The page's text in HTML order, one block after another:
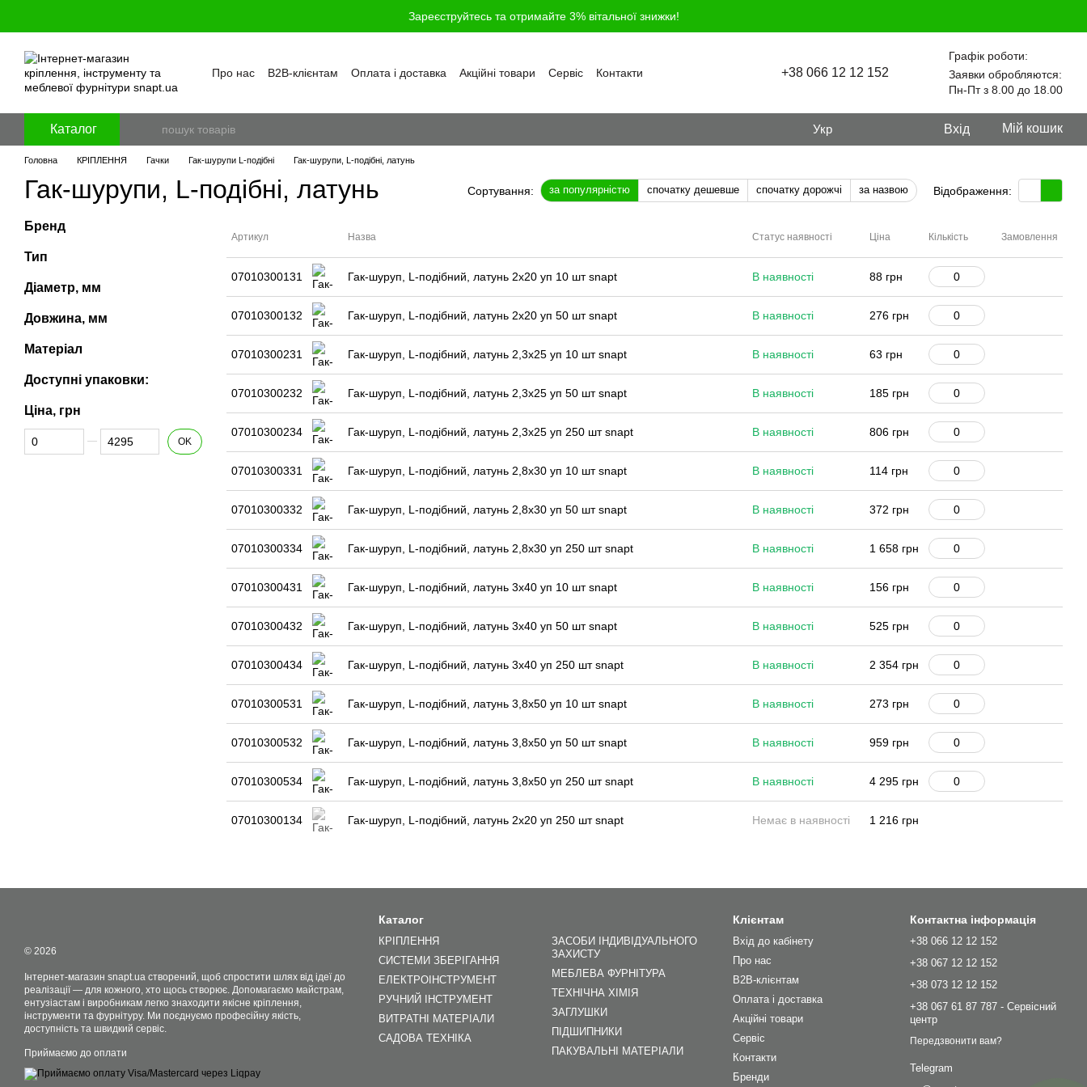
Зареєструйтесь та отримайте 3% вітальної знижки!
Про нас B2B-клієнтам Оплата і доставка Акційні товари Сервіс
Контакти
+38 066 12 12 152
Графік роботи:
Заявки обробляются:
Пн-Пт з 8.00 до 18.00
Каталог Укр Вхід Мій кошик
Головна КРІПЛЕННЯ Гачки Гак-шурупи L-подібні Гак-шурупи, L-подібні, латунь
Гак-шурупи, L-подібні, латунь Сортування: за популярністю спочатку дешевше спочатку дорожчі за назвою Відображення:
Артикул Назва Статус наявності Ціна Кількість Замовлення
07010300131 Гак-шуруп, L-подібний, латунь 2x20 уп 10 шт snapt В наявності 88 грн
07010300132 Гак-шуруп, L-подібний, латунь 2x20 уп 50 шт snapt В наявності 276 грн
07010300231 Гак-шуруп, L-подібний, латунь 2,3x25 уп 10 шт snapt В наявності 63 грн
07010300232 Гак-шуруп, L-подібний, латунь 2,3x25 уп 50 шт snapt В наявності 185 грн
07010300234 Гак-шуруп, L-подібний, латунь 2,3x25 уп 250 шт snapt В наявності 806 грн
07010300331 Гак-шуруп, L-подібний, латунь 2,8x30 уп 10 шт snapt В наявності 114 грн
07010300332 Гак-шуруп, L-подібний, латунь 2,8x30 уп 50 шт snapt В наявності 372 грн
07010300334 Гак-шуруп, L-подібний, латунь 2,8x30 уп 250 шт snapt В наявності 1 658 грн
07010300431 Гак-шуруп, L-подібний, латунь 3x40 уп 10 шт snapt В наявності 156 грн
07010300432 Гак-шуруп, L-подібний, латунь 3x40 уп 50 шт snapt В наявності 525 грн
07010300434 Гак-шуруп, L-подібний, латунь 3x40 уп 250 шт snapt В наявності 2 354 грн
07010300531 Гак-шуруп, L-подібний, латунь 3,8x50 уп 10 шт snapt В наявності 273 грн
07010300532 Гак-шуруп, L-подібний, латунь 3,8x50 уп 50 шт snapt В наявності 959 грн
07010300534 Гак-шуруп, L-подібний, латунь 3,8x50 уп 250 шт snapt В наявності 4 295 грн
07010300134 Гак-шуруп, L-подібний, латунь 2x20 уп 250 шт snapt Немає в наявності 1 216 грн
Бренд
Тип
Діаметр, мм
Довжина, мм
Матеріал
Доступні упаковки:
Ціна, грн
Від Ціна, грн
До Ціна, грн OK
© 2026
Інтернет-магазин snapt.ua створений, щоб спростити шлях від ідеї до
реалізації — для кожного, хто щось створює. Допомагаємо майстрам,
ентузіастам і виробникам легко знаходити якісне кріплення,
інструменти та фурнітуру. Ми поєднуємо професійну якість,
доступність та швидкий сервіс.
Приймаємо до оплати
Каталог
КРІПЛЕННЯ
СИСТЕМИ ЗБЕРІГАННЯ
ЕЛЕКТРОІНСТРУМЕНТ
РУЧНИЙ ІНСТРУМЕНТ
ВИТРАТНІ МАТЕРІАЛИ
САДОВА ТЕХНІКА
ЗАСОБИ ІНДИВІДУАЛЬНОГО
ЗАХИСТУ
МЕБЛЕВА ФУРНІТУРА
ТЕХНІЧНА ХІМІЯ
ЗАГЛУШКИ
ПІДШИПНИКИ
ПАКУВАЛЬНІ МАТЕРІАЛИ
Клієнтам
Вхід до кабінету
Про нас
B2B-клієнтам
Оплата і доставка
Акційні товари
Сервіс
Контакти
Бренди
Контактна інформація
+38 066 12 12 152
+38 067 12 12 152
+38 073 12 12 152
+38 067 61 87 787 - Сервісний
центр
Передзвонити вам?
Telegram